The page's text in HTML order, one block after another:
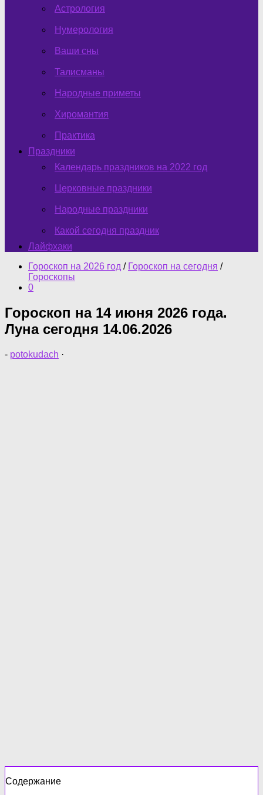
Астрология
Нумерология
Ваши сны
Талисманы
Народные приметы
Хиромантия
Практика
Праздники
Календарь праздников на 2022 год
Церковные праздники
Народные праздники
Какой сегодня праздник
Лайфхаки
Гороскоп на 2026 год / Гороскоп на сегодня /
Гороскопы
0
Гороскоп на 14 июня 2026 года.
Луна сегодня 14.06.2026
- potokudach ·
Содержание